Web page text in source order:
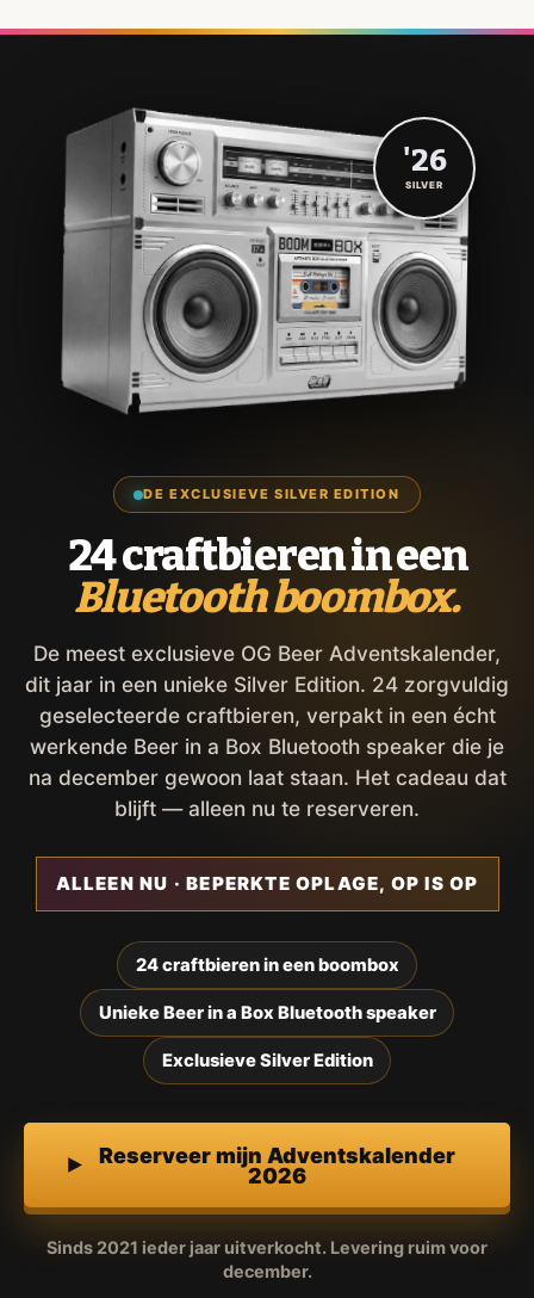
DE EXCLUSIEVE SILVER EDITION
24 craftbieren in een
Bluetooth boombox.
De meest exclusieve OG Beer Adventskalender,
dit jaar in een unieke Silver Edition. 24 zorgvuldig
geselecteerde craftbieren, verpakt in een écht
werkende Beer in a Box Bluetooth speaker die je
na december gewoon laat staan. Het cadeau dat
blijft — alleen nu te reserveren.
ALLEEN NU · BEPERKTE OPLAGE, OP IS OP
24 craftbieren in een boombox
Unieke Beer in a Box Bluetooth speaker
Exclusieve Silver Edition
Reserveer mijn Adventskalender
2026
Sinds 2021 ieder jaar uitverkocht. Levering ruim voor
december.
'26
SILVER